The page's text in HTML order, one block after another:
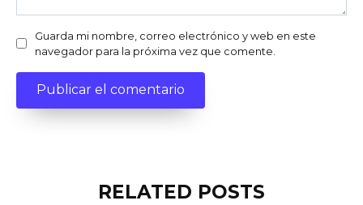
Guarda mi nombre, correo electrónico y web en este
navegador para la próxima vez que comente.
RELATED POSTS